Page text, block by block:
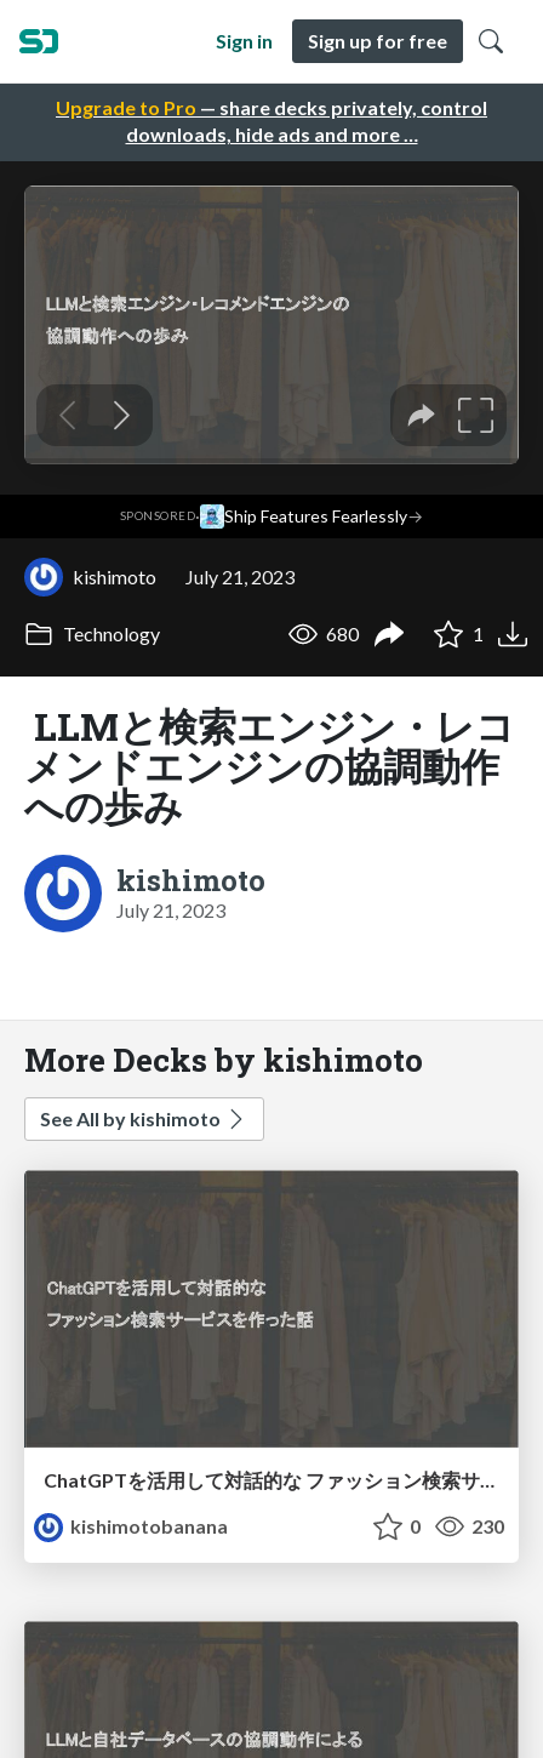
Upgrade to Pro — share decks privately, control
downloads, hide ads and more …
Sign in Sign up for free
SPONSORED· Ship Features Fearlessly→
kishimoto July 21, 2023
Technology 680 1
LLMと検索エンジン・レコ
メンドエンジンの協調動作
への歩み
kishimoto
July 21, 2023
More Decks by kishimoto
See All by kishimoto
ChatGPTを活用して対話的な ファッション検索サービスを作った話
kishimotobanana
0 230